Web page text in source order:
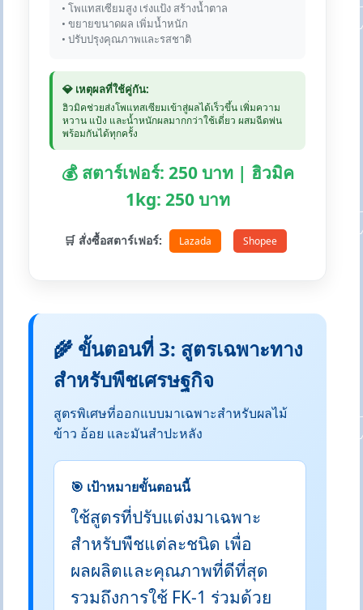
• โพแทสเซียมสูง เร่งแป้ง สร้างน้ำตาล
• ขยายขนาดผล เพิ่มน้ำหนัก
• ปรับปรุงคุณภาพและรสชาติ
💎 เหตุผลที่ใช้คู่กัน:
ฮิวมิคช่วยส่งโพแทสเซียมเข้าสู่ผลได้เร็วขึ้น เพิ่มความ
หวาน แป้ง และน้ำหนักผลมากกว่าใช้เดี่ยว ผสมฉีดพ่น
พร้อมกันได้ทุกครั้ง
💰 สตาร์เฟอร์: 250 บาท | ฮิวมิค
1kg: 250 บาท
🛒 สั่งซื้อสตาร์เฟอร์: Lazada Shopee
🌾 ขั้นตอนที่ 3: สูตรเฉพาะทาง
สำหรับพืชเศรษฐกิจ
สูตรพิเศษที่ออกแบบมาเฉพาะสำหรับผลไม้
ข้าว อ้อย และมันสำปะหลัง
🎯 เป้าหมายขั้นตอนนี้
ใช้สูตรที่ปรับแต่งมาเฉพาะ
สำหรับพืชแต่ละชนิด เพื่อ
ผลผลิตและคุณภาพที่ดีที่สุด
รวมถึงการใช้ FK-1 ร่วมด้วย